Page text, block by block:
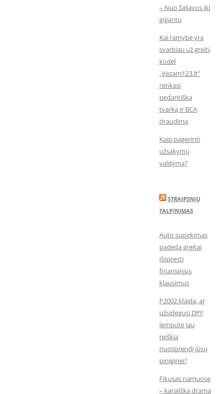
– Nuo žaliavos iki
giganto
Kai ramybė yra
svarbiau už greitį,
kodėl
„Vezam123.lt“
renkasi
pedantišką
tvarką ir BCA
draudimą
Kaip pagerinti
užsakymų
valdymą?
STRAIPSNIŲ
TALPINIMAS
Auto supirkimas
padeda greitai
išspręsti
finansinius
klausimus
P2002 klaida, ar
užsidegusi DPF
lemputė jau
reiškia
nuosprendį jūsų
piniginei?
Fikusas namuose
– karališka drama